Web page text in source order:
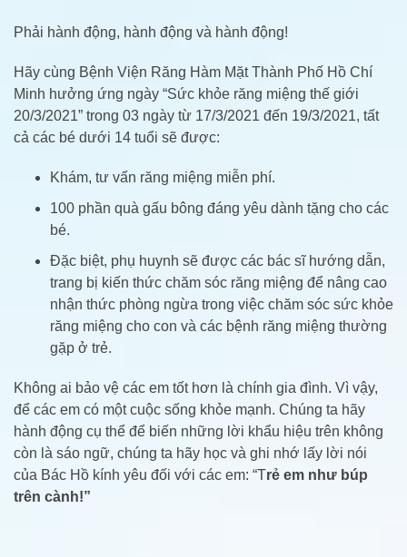
Phải hành động, hành động và hành động!
Hãy cùng Bệnh Viện Răng Hàm Mặt Thành Phố Hồ Chí
Minh hưởng ứng ngày “Sức khỏe răng miệng thế giới
20/3/2021” trong 03 ngày từ 17/3/2021 đến 19/3/2021, tất
cả các bé dưới 14 tuổi sẽ được:
Khám, tư vấn răng miệng miễn phí.
100 phần quà gấu bông đáng yêu dành tặng cho các
bé.
Đặc biệt, phụ huynh sẽ được các bác sĩ hướng dẫn,
trang bị kiến thức chăm sóc răng miệng để nâng cao
nhận thức phòng ngừa trong việc chăm sóc sức khỏe
răng miệng cho con và các bệnh răng miệng thường
gặp ở trẻ.
Không ai bảo vệ các em tốt hơn là chính gia đình. Vì vậy,
để các em có một cuộc sống khỏe mạnh. Chúng ta hãy
hành động cụ thể để biến những lời khẩu hiệu trên không
còn là sáo ngữ, chúng ta hãy học và ghi nhớ lấy lời nói
của Bác Hồ kính yêu đối với các em: “Trẻ em như búp
trên cành!”